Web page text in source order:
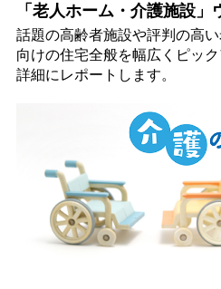
「老人ホーム・介護施設」
話題の高齢者施設や評判の高
向けの住宅全般を幅広くピッ
詳細にレポートします。